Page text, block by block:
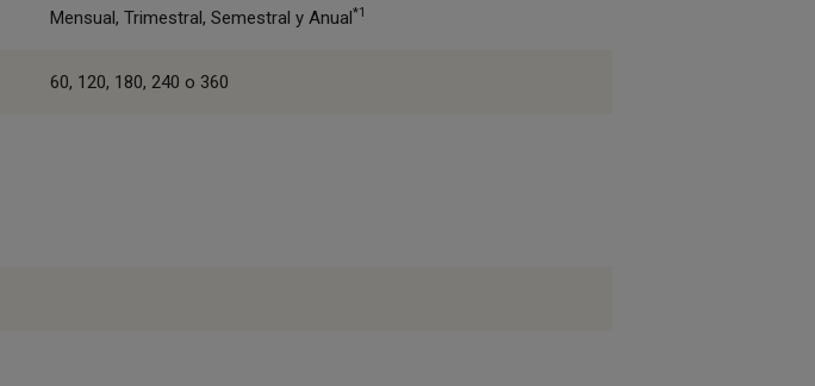
Mensual, Trimestral, Semestral y Anual*1
60, 120, 180, 240 o 360